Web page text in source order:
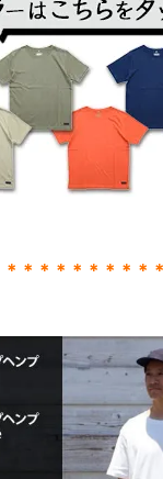
＊＊＊＊＊＊＊＊